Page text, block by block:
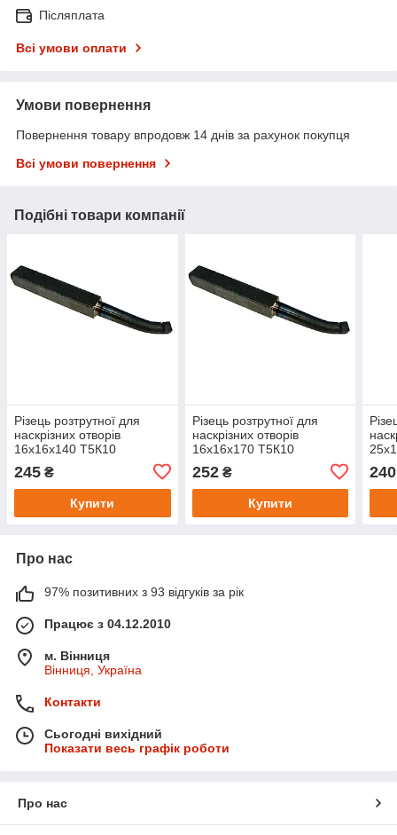
Післяплата
Всі умови оплати
Умови повернення
Повернення товару впродовж 14 днів за рахунок покупця
Всі умови повернення
Подібні товари компанії
Різець розтрутної для
наскрізних отворів
16х16х140 Т5К10
245 ₴
Купити
Різець розтрутної для
наскрізних отворів
16х16х170 Т5К10
252₴
Купити
240
Про нас
97% позитивних з 93 відгуків за рік
Працює з 04.12.2010
м. Вінниця
Вінниця, Україна
Контакти
Сьогодні вихідний
Показати весь графік роботи
Про нас